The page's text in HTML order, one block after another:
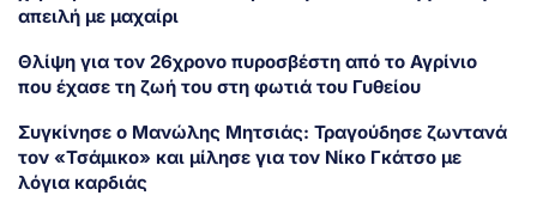
απειλή με μαχαίρι
Θλίψη για τον 26χρονο πυροσβέστη από το Αγρίνιο
που έχασε τη ζωή του στη φωτιά του Γυθείου
Συγκίνησε ο Μανώλης Μητσιάς: Τραγούδησε ζωντανά
τον «Τσάμικο» και μίλησε για τον Νίκο Γκάτσο με
λόγια καρδιάς